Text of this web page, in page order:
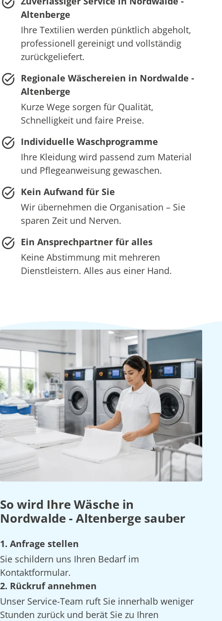
Altenberge
Ihre Textilien werden pünktlich abgeholt,
professionell gereinigt und vollständig
zurückgeliefert.
Regionale Wäschereien in Nordwalde -
Altenberge
Kurze Wege sorgen für Qualität,
Schnelligkeit und faire Preise.
Individuelle Waschprogramme
Ihre Kleidung wird passend zum Material
und Pflegeanweisung gewaschen.
Kein Aufwand für Sie
Wir übernehmen die Organisation – Sie
sparen Zeit und Nerven.
Ein Ansprechpartner für alles
Keine Abstimmung mit mehreren
Dienstleistern. Alles aus einer Hand.
So wird Ihre Wäsche in
Nordwalde - Altenberge sauber
1. Anfrage stellen
Sie schildern uns Ihren Bedarf im
Kontaktformular.
2. Rückruf annehmen
Unser Service-Team ruft Sie innerhalb weniger
Stunden zurück und berät Sie zu Ihren